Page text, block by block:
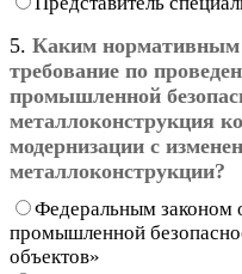
5. Каким нормативным
требование по
промышленной
металлоконструкция
модернизации с
металлоконструкции?
Федеральным
промышленной
объектов»